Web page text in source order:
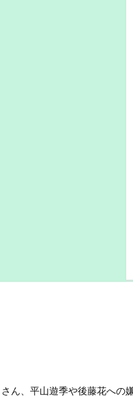
ん、平山遊季や後藤花へ